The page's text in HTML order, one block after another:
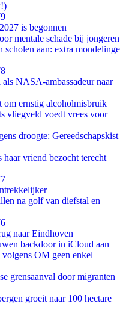
is begonnen
mentale schade bij jongeren
aan: extra mondelinge
NASA-ambassadeur naar
om ernstig alcoholmisbruik
vliegveld voedt vrees voor
droogte: Gereedschapskist
haar vriend bezocht terecht
na golf van diefstal en
naar Eindhoven
backdoor in iCloud aan
OM geen enkel
grensaanval door migranten
groeit naar 100 hectare